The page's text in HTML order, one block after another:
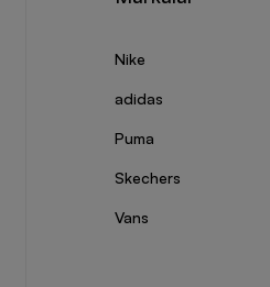
Nike
adidas
Puma
Skechers
Vans